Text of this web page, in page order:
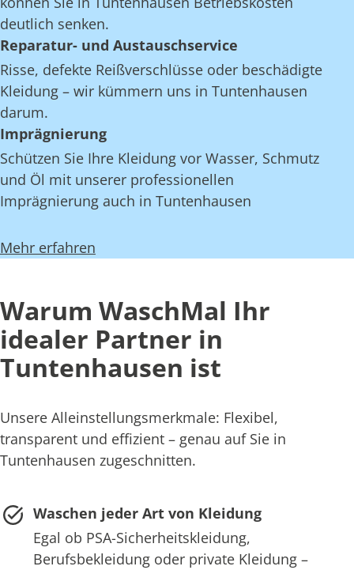
deutlich senken.
Reparatur- und Austauschservice
Risse, defekte Reißverschlüsse oder beschädigte
Kleidung – wir kümmern uns in Tuntenhausen
darum.
Imprägnierung
Schützen Sie Ihre Kleidung vor Wasser, Schmutz
und Öl mit unserer professionellen
Imprägnierung auch in Tuntenhausen
Mehr erfahren
Warum WaschMal Ihr
idealer Partner in
Tuntenhausen ist
Unsere Alleinstellungsmerkmale: Flexibel,
transparent und effizient – genau auf Sie in
Tuntenhausen zugeschnitten.
Waschen jeder Art von Kleidung
Egal ob PSA-Sicherheitskleidung,
Berufsbekleidung oder private Kleidung –